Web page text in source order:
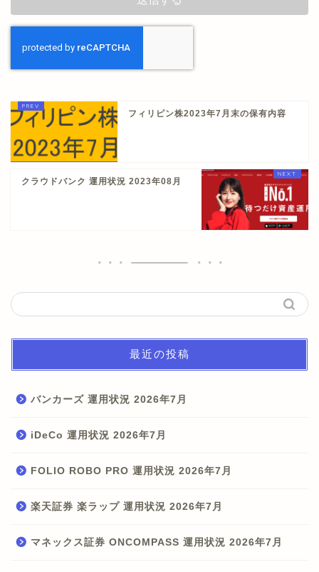
フィリピン株2023年7月末の保有内容
クラウドバンク 運用状況 2023年08月
最近の投稿
バンカーズ 運用状況 2026年7月
iDeCo 運用状況 2026年7月
FOLIO ROBO PRO 運用状況 2026年7月
楽天証券 楽ラップ 運用状況 2026年7月
マネックス証券 ONCOMPASS 運用状況 2026年7月